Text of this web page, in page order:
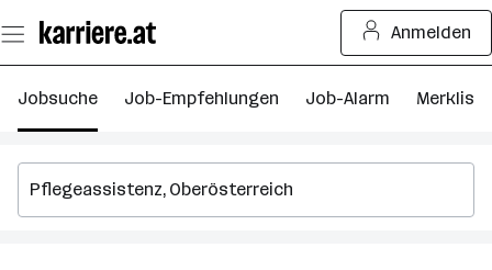
Seiteninhalt
springen
Anmelden
Jobsuche Job-Empfehlungen Job-Alarm Merkliste